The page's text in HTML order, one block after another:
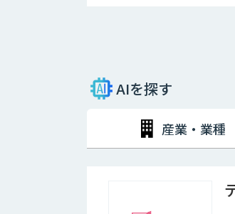
AIを探す
産業・業種